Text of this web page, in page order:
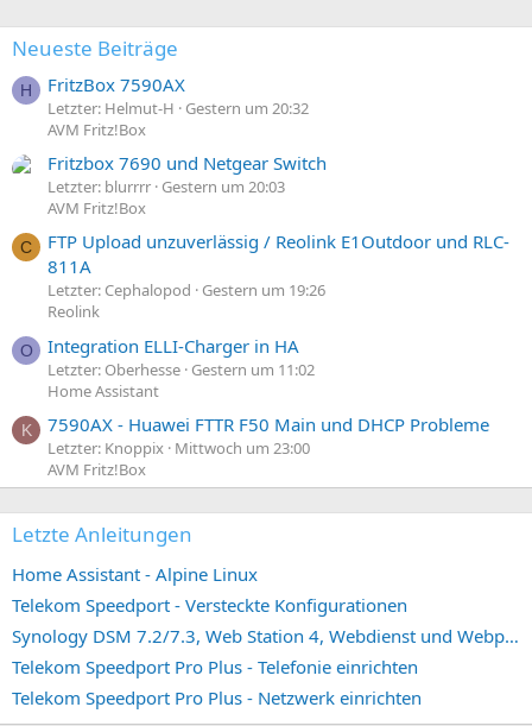
Neueste Beiträge
H FritzBox 7590AX
Letzter: Helmut-H
Gestern um 20:32
AVM Fritz!Box
Fritzbox 7690 und Netgear Switch
Letzter: blurrrr Gestern um 20:03
AVM Fritz!Box
C
FTP Upload unzuverlässig / Reolink E1Outdoor und RLC-
811A
Letzter: Cephalopod
Gestern um 19:26
Reolink
O Integration ELLI-Charger in HA
Letzter: Oberhesse Gestern um 11:02
Home Assistant
K 7590AX - Huawei FTTR F50 Main und DHCP Probleme
Letzter: Knoppix Mittwoch um 23:00
AVM Fritz!Box
Letzte Anleitungen
Home Assistant - Alpine Linux
Telekom Speedport - Versteckte Konfigurationen
Synology DSM 7.2/7.3, Web Station 4, Webdienst und Webportal erstellen (ehemals vHost)
Telekom Speedport Pro Plus - Telefonie einrichten
Telekom Speedport Pro Plus - Netzwerk einrichten